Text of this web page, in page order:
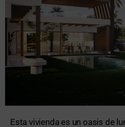
Esta vivienda es un oasis de